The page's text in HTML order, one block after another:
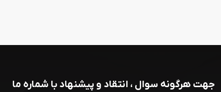
جهت هرگونه سوال ، انتقاد و پیشنهاد با شماره ما